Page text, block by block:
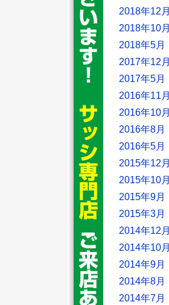
2018年12月
2018年10月
2018年5月
2017年12月
2017年5月
2016年11月
2016年10月
2016年8月
2016年5月
2015年12月
2015年10月
2015年9月
2015年3月
2014年12月
2014年10月
2014年9月
2014年8月
2014年7月